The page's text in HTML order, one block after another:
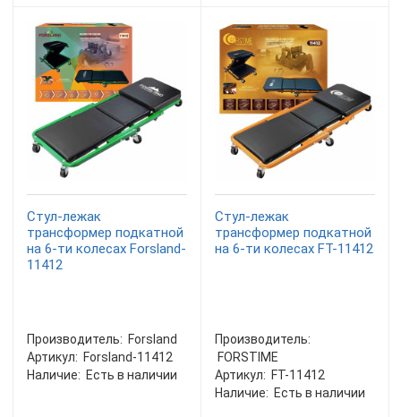
Стул-лежак
трансформер подкатной
на 6-ти колесах Forsland-
11412
Производитель: Forsland
Артикул: Forsland-11412
Наличие: Есть в наличии
Стул-лежак
трансформер подкатной
на 6-ти колесах FT-11412
Производитель:
FORSTIME
Артикул: FT-11412
Наличие: Есть в наличии